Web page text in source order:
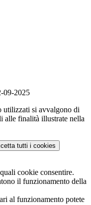
09-2025
utilizzati si avvalgono di
alle finalità illustrate nella
tutti i cookies
cookie consentire.
il funzionamento della
al funzionamento potete